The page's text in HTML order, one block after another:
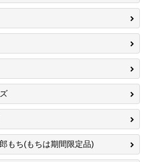
もち(もちは期間限定品)